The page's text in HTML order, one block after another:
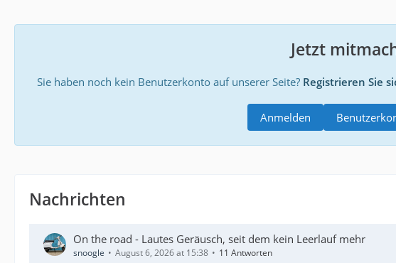
Jetzt
Sie haben noch kein Benutzerkonto auf unserer Seite? Registrieren Sie
Anmelden
Nachrichten
On the road - Lautes Geräusch, seit dem kein Leerlauf mehr
snoogle August 6, 2026 at 15:38 11 Antworten